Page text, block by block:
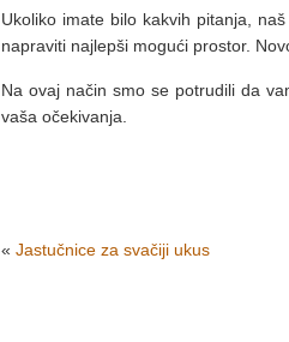
Ukoliko imate bilo kakvih pitanja,
napraviti najlepši mogući prostor.
Na ovaj način smo se potrudili da
vaša očekivanja.
« Jastučnice za svačiji ukus